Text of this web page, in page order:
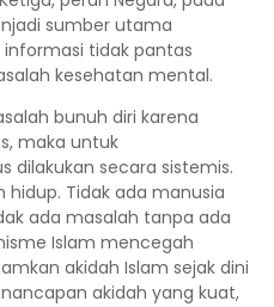
sumber utama
tidak pantas
kesehatan mental.
bunuh diri karena
maka untuk
dilakukan secara sistemis.
hidup. Tidak ada manusia
ada masalah tanpa ada
Islam mencegah
akidah Islam sejak dini
akidah yang kuat,